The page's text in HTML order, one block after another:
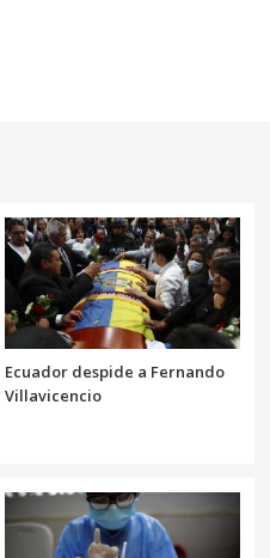
Ecuador despide a Fernando
Villavicencio